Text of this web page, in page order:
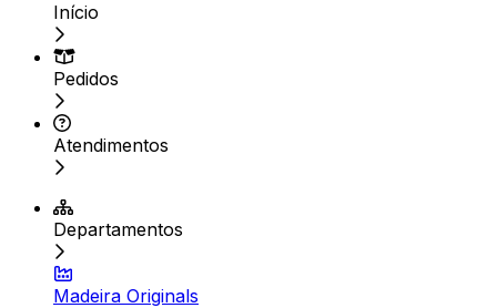
Início
Pedidos
Atendimentos
Departamentos
Madeira Originals